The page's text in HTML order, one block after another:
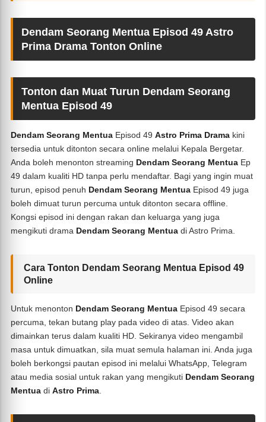
Dendam Seorang Mentua Episod 49 Astro
Prima Drama Tonton Online
Tonton dan Muat Turun Dendam Seorang
Mentua Episod 49
Dendam Seorang Mentua Episod 49Astro Prima Drama kini
tersedia untuk ditonton secara online melalui Kepala Bergetar.
Anda boleh menonton streaming Dendam Seorang Mentua Ep
49 dalam kualiti HD tanpa perlu mendaftar. Bagi yang ingin muat
turun, episod penuh Dendam Seorang Mentua Episod 49 juga
boleh dimuat turun percuma untuk ditonton secara offline.
Kongsi episod ini dengan rakan dan keluarga yang juga
mengikuti drama Dendam Seorang Mentua di Astro Prima.
Cara Tonton Dendam Seorang Mentua Episod 49
Online
Untuk menonton Dendam Seorang Mentua Episod 49 secara
percuma, tekan butang play pada video di atas. Video akan
dimainkan terus dalam kualiti HD. Sekiranya video mengambil
masa untuk dimuatkan, sila muat semula halaman ini. Anda juga
boleh berkongsi pautan episod ini melalui WhatsApp, Telegram
atau media sosial untuk rakan yang mengikuti Dendam Seorang
Mentua diAstro Prima